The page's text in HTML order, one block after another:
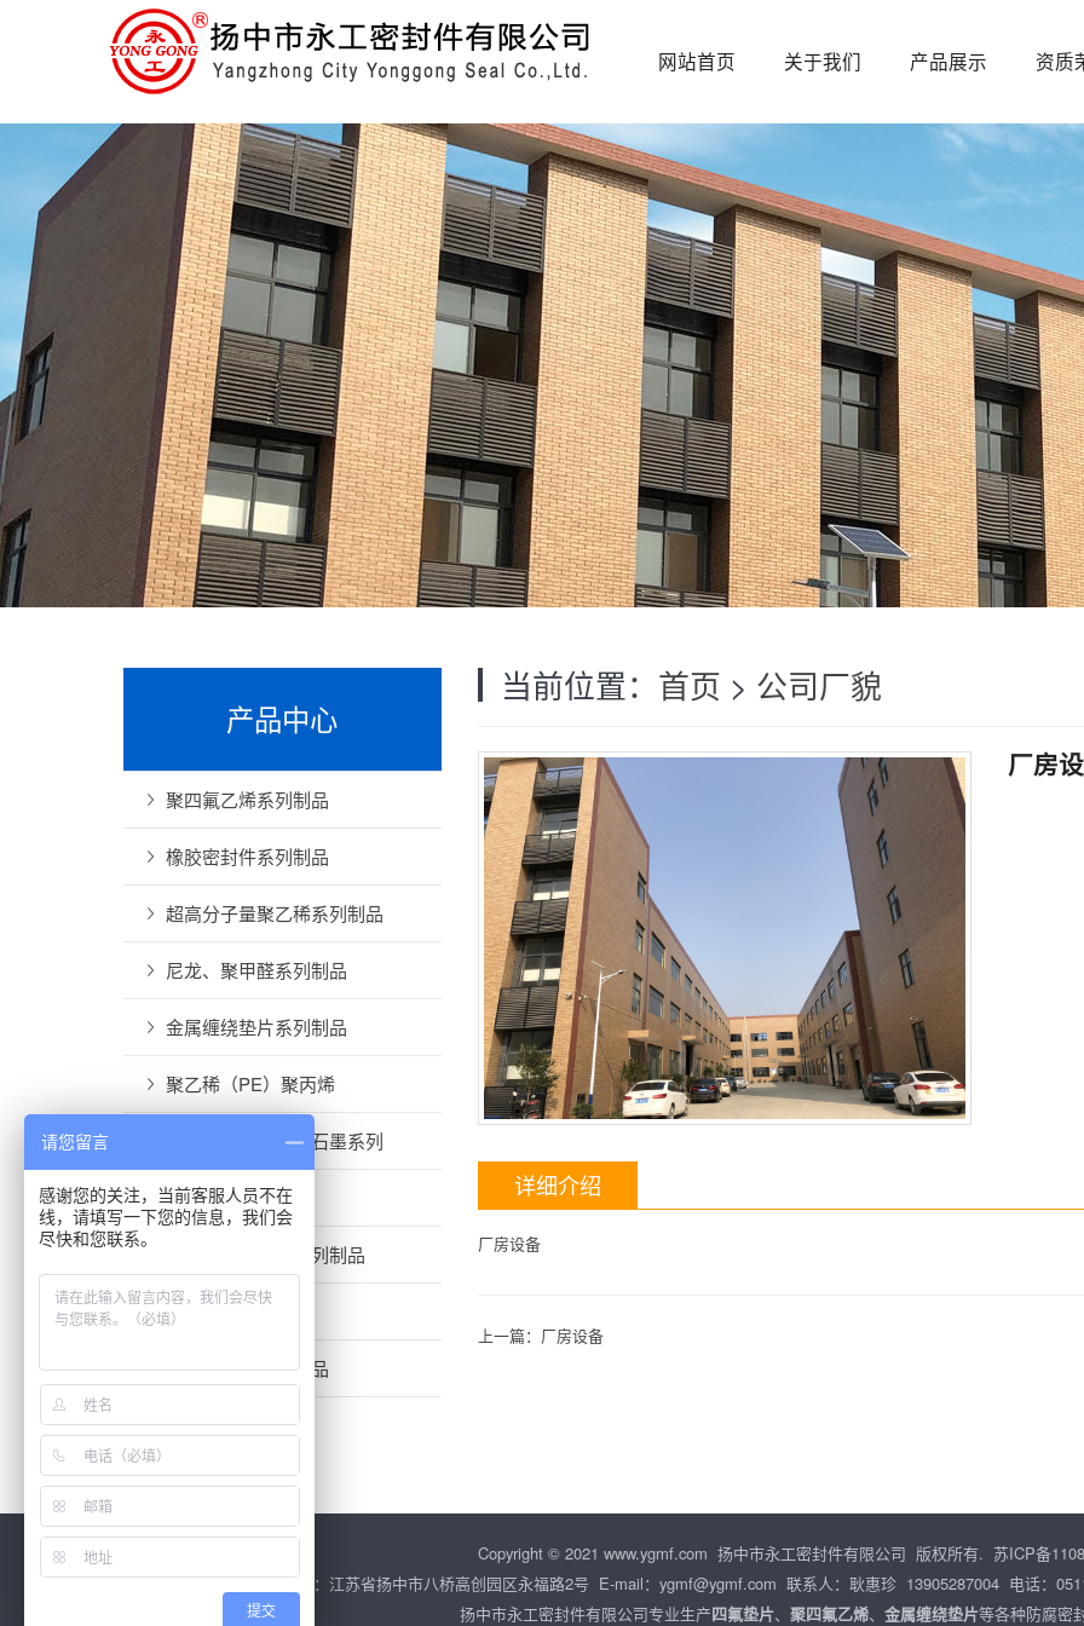
网站首页 关于我们 产品展示 资质
当前位置： 首页 > 公司厂貌
厂房
详细介绍
厂房设备
上一篇： 厂房设备
产品中心
聚四氟乙烯系列制品
橡胶密封件系列制品
超高分子量聚乙稀系列制品
尼龙、聚甲醛系列制品
金属缠绕垫片系列制品
聚乙稀（PE）聚丙烯
增强石墨垫，柔性石墨系列
酚醛夹布系列
膨体聚四氟乙烯系列制品
石棉垫片系列制品
金属环型垫系列制品
盘根系列制品
Copyright © 2021 www.ygmf.com 扬中市永工密封件有限公司 版权所有. 苏ICP备
地址：江苏省扬中市八桥高创园区永福路2号 E-mail： ygmf@ygmf.com 联系人：耿惠珍 13905287004 电话：
扬中市永工密封件有限公司专业生产四氟垫片、 聚四氟乙烯、 金属缠绕垫片等各种防腐密
请您留言
感谢您的关注，当前客服人员不在
线，请填写一下您的信息，我们会
尽快和您联系。
提交